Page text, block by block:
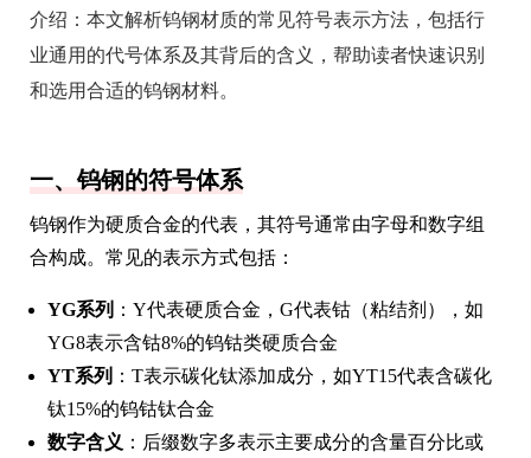
介绍： 本文解析钨钢材质的常见符号表示方法，包括行
业通用的代号体系及其背后的含义，帮助读者快速识别
和选用合适的钨钢材料。
一、钨钢的符号体系
钨钢作为硬质合金的代表，其符号通常由字母和数字组
合构成。常见的表示方式包括：
YG系列 ：Y代表硬质合金，G代表钴（粘结剂），如
YG8表示含钴8%的钨钴类硬质合金
YT系列 ：T表示碳化钛添加成分，如YT15代表含碳化
钛15%的钨钴钛合金
数字含义 ：后缀数字多表示主要成分的含量百分比或